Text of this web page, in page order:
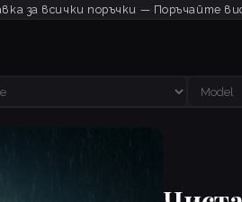
за всички поръчки — Поръчайте